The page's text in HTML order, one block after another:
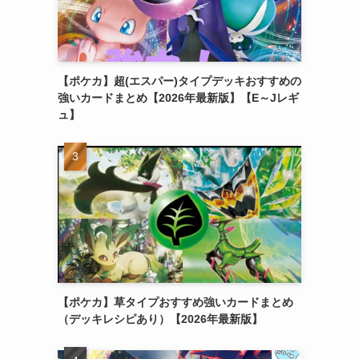
【ポケカ】超(エスパー)タイプデッキおすすめの
強いカードまとめ【2026年最新版】【E～Jレギ
ュ】
【ポケカ】草タイプおすすめ強いカードまとめ
（デッキレシピあり）【2026年最新版】